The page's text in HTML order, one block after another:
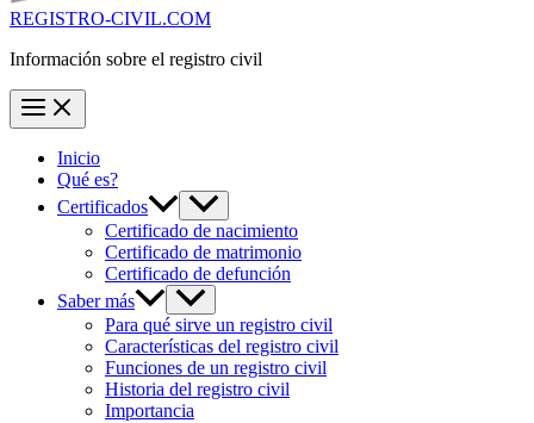
REGISTRO-CIVIL.COM
Información sobre el registro civil
Inicio
Qué es?
Certificados
Certificado de nacimiento
Certificado de matrimonio
Certificado de defunción
Saber más
Para qué sirve un registro civil
Características del registro civil
Funciones de un registro civil
Historia del registro civil
Importancia